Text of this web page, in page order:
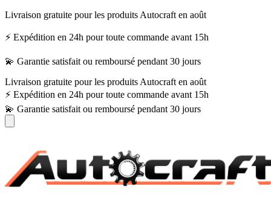
Livraison gratuite pour les produits Autocraft en août
⚡ Expédition en 24h pour toute commande avant 15h
💫 Garantie satisfait ou remboursé pendant 30 jours
Livraison gratuite pour les produits Autocraft en août
⚡ Expédition en 24h pour toute commande avant 15h
💫 Garantie satisfait ou remboursé pendant 30 jours